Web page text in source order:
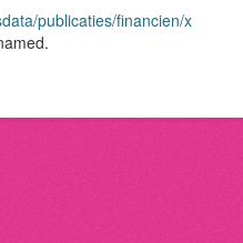
publicaties/financien/x